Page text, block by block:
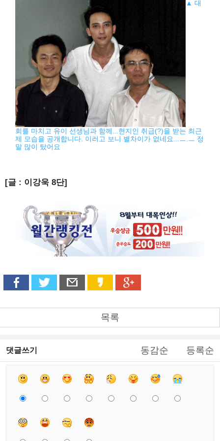
▲ 대
회를 마치고 유이 선생님과 함께...현지인 취급(?)을 받는 최근
제 모습을 공개합니다. 이러고 보니 별차이가 없네요...ㅡ.ㅡ 정
말 많이 탔어요
[글 : 이강욱 8단]
목록
댓글쓰기 동감순 등록순